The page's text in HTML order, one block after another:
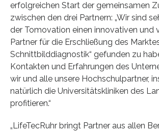
erfolgreichen Start der gemeinsamen
zwischen den drei Partnern: „Wir sind
der Tomovation einen innovativen und
Partner für die Erschließung des
Schnittbilddiagnostik“ gefunden zu
Kontakten und Erfahrungen des
wir und alle unsere Hochschulpartner,
natürlich die Universitätskliniken des
profitieren.“
„LifeTecRuhr bringt Partner aus allen